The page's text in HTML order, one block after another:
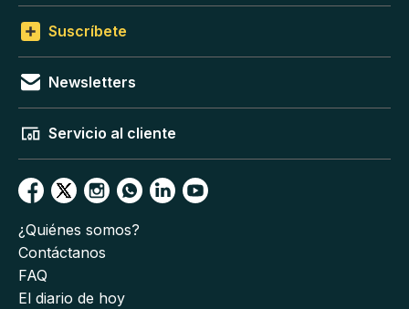
Suscríbete
Newsletters
Servicio al cliente
¿Quiénes somos?
Contáctanos
FAQ
El diario de hoy